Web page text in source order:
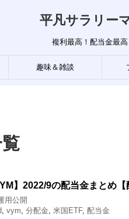
平凡サラリー
複利最高！配当金最
趣味＆雑談
】2022/9の配当金まとめ【
用公開
, vym, 分配金, 米国ETF, 配当金